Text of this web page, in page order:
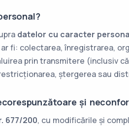
datelor cu caracter
ar fi: colectarea, înregistrarea,
prin transmitere (inclusiv
ștergerea sau
și
677/200, cu modificările și